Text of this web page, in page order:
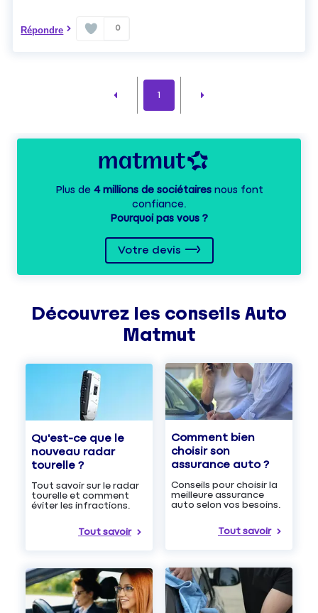
Répondre 0
1
Plus de 4 millions de sociétairesnous font
confiance.
Pourquoi pas vous ?
Votre devis
Découvrez les conseils Auto
Matmut
Qu'est-ce que le
nouveau radar
tourelle ?
Tout savoir sur le radar
tourelle et comment
éviter les infractions.
Tout savoir
Comment bien
choisir son
assurance auto ?
Conseils pour choisir la
meilleure assurance
auto selon vos besoins.
Tout savoir